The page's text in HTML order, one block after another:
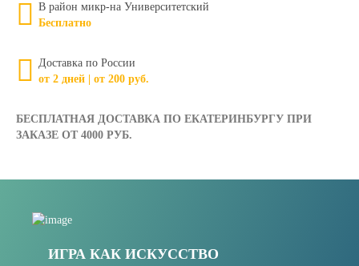
В район микр-на Университетский
Бесплатно
Доставка по России
от 2 дней | от 200 руб.
БЕСПЛАТНАЯ ДОСТАВКА ПО ЕКАТЕРИНБУРГУ ПРИ
ЗАКАЗЕ ОТ 4000 РУБ.
ИГРА КАК ИСКУССТВО